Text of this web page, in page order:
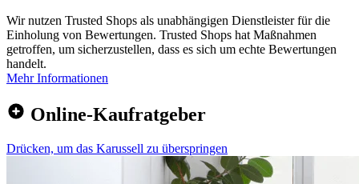
Wir nutzen Trusted Shops als unabhängigen Dienstleister für die
Einholung von Bewertungen. Trusted Shops hat Maßnahmen
getroffen, um sicherzustellen, dass es sich um echte Bewertungen
handelt.
Mehr Informationen
Online-Kaufratgeber
Drücken, um das Karussell zu überspringen